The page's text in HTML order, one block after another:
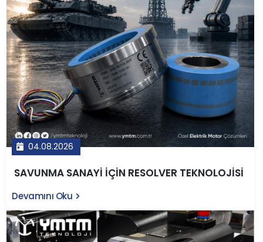
04.08.2026
SAVUNMA SANAYİ İÇİN RESOLVER TEKNOLOJİSİ
Devamını Oku